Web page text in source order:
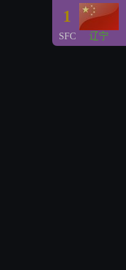
1
SFC 辽宁